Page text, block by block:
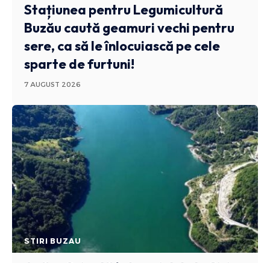
Stațiunea pentru Legumicultură
Buzău caută geamuri vechi pentru
sere, ca să le înlocuiască pe cele
sparte de furtuni!
7 AUGUST 2026
STIRI BUZAU